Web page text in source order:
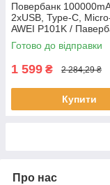
Повербанк
2хUSB, Type-C,
AWEI P101K /
телефону / УМБ /
акумулятор
Готово до відправки
1 599 ₴ 2 284,29 ₴
Купити
Про нас